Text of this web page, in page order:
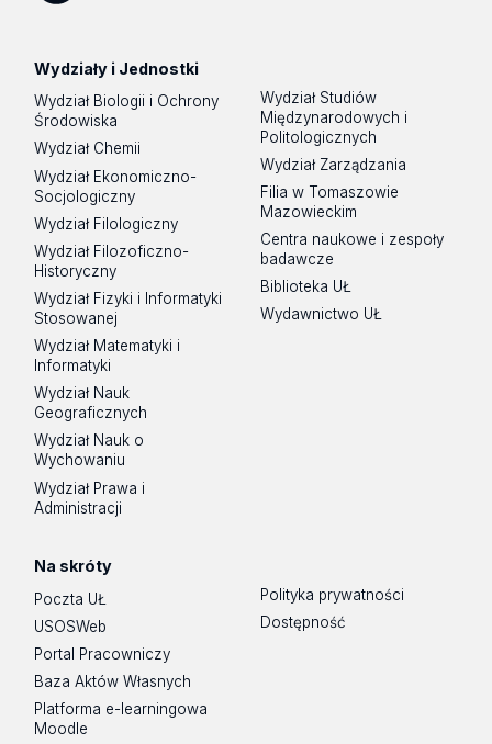
Wydziały i Jednostki
Wydział Biologii i Ochrony
Środowiska
Wydział Chemii
Wydział Ekonomiczno-
Socjologiczny
Wydział Filologiczny
Wydział Filozoficzno-
Historyczny
Wydział Fizyki i Informatyki
Stosowanej
Wydział Matematyki i
Informatyki
Wydział Nauk
Geograficznych
Wydział Nauk o
Wychowaniu
Wydział Prawa i
Administracji
Wydział Studiów
Międzynarodowych i
Politologicznych
Wydział Zarządzania
Filia w Tomaszowie
Mazowieckim
Centra naukowe i zespoły
badawcze
Biblioteka UŁ
Wydawnictwo UŁ
Na skróty
Poczta UŁ
USOSWeb
Portal Pracowniczy
Baza Aktów Własnych
Platforma e-learningowa
Moodle
Polityka prywatności
Dostępność